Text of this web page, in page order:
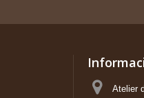
Atelier